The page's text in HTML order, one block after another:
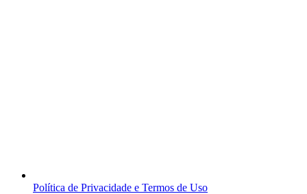
Política de Privacidade e Termos de Uso